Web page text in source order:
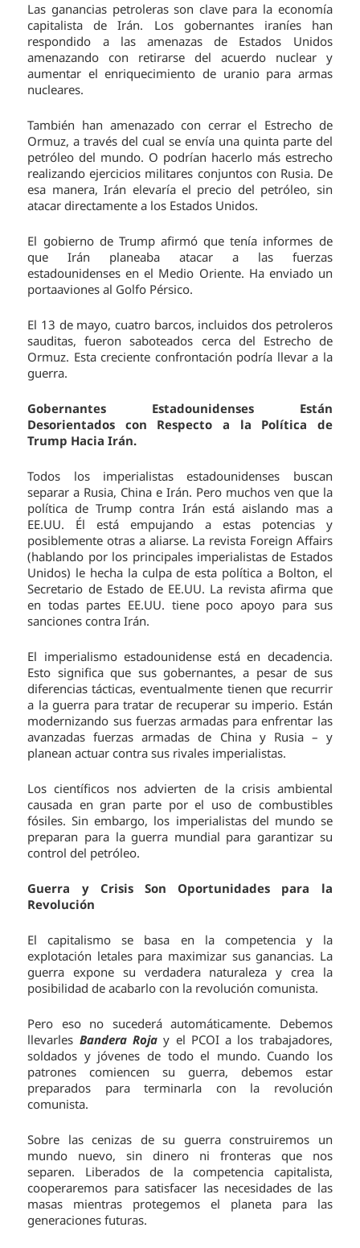
Las ganancias petroleras son clave para la economía
capitalista de Irán. Los gobernantes iraníes han
respondido a las amenazas de Estados Unidos
amenazando con retirarse del acuerdo nuclear y
aumentar el enriquecimiento de uranio para armas
nucleares.
También han amenazado con cerrar el Estrecho de
Ormuz, a través del cual se envía una quinta parte del
petróleo del mundo. O podrían hacerlo más estrecho
realizando ejercicios militares conjuntos con Rusia. De
esa manera, Irán elevaría el precio del petróleo, sin
atacar directamente a los Estados Unidos.
El gobierno de Trump afirmó que tenía informes de
que Irán planeaba atacar a las fuerzas
estadounidenses en el Medio Oriente. Ha enviado un
portaaviones al Golfo Pérsico.
El 13 de mayo, cuatro barcos, incluidos dos petroleros
sauditas, fueron saboteados cerca del Estrecho de
Ormuz. Esta creciente confrontación podría llevar a la
guerra.
Gobernantes Estadounidenses Están
Desorientados con Respecto a la Política de
Trump Hacia Irán.
Todos los imperialistas estadounidenses buscan
separar a Rusia, China e Irán. Pero muchos ven que la
política de Trump contra Irán está aislando mas a
EE.UU. Él está empujando a estas potencias y
posiblemente otras a aliarse. La revista Foreign Affairs
(hablando por los principales imperialistas de Estados
Unidos) le hecha la culpa de esta política a Bolton, el
Secretario de Estado de EE.UU. La revista afirma que
en todas partes EE.UU. tiene poco apoyo para sus
sanciones contra Irán.
El imperialismo estadounidense está en decadencia.
Esto significa que sus gobernantes, a pesar de sus
diferencias tácticas, eventualmente tienen que recurrir
a la guerra para tratar de recuperar su imperio. Están
modernizando sus fuerzas armadas para enfrentar las
avanzadas fuerzas armadas de China y Rusia – y
planean actuar contra sus rivales imperialistas.
Los científicos nos advierten de la crisis ambiental
causada en gran parte por el uso de combustibles
fósiles. Sin embargo, los imperialistas del mundo se
preparan para la guerra mundial para garantizar su
control del petróleo.
Guerra y Crisis Son Oportunidades para la
Revolución
El capitalismo se basa en la competencia y la
explotación letales para maximizar sus ganancias. La
guerra expone su verdadera naturaleza y crea la
posibilidad de acabarlo con la revolución comunista.
Pero eso no sucederá automáticamente. Debemos
llevarles Bandera Rojay el PCOI a los trabajadores,
soldados y jóvenes de todo el mundo. Cuando los
patrones comiencen su guerra, debemos estar
preparados para terminarla con la revolución
comunista.
Sobre las cenizas de su guerra construiremos un
mundo nuevo, sin dinero ni fronteras que nos
separen. Liberados de la competencia capitalista,
cooperaremos para satisfacer las necesidades de las
masas mientras protegemos el planeta para las
generaciones futuras.